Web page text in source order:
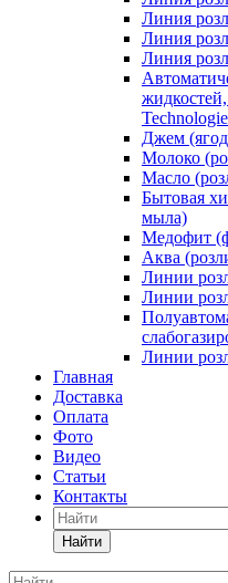
Линия
Линия
Линия
Джем
Молоко
Масло
Бытовая
мыла)
Медофит
Аква
Линии
Линии
Линии
Главная
Доставка
Оплата
Фото
Видео
Статьи
Контакты
Найти